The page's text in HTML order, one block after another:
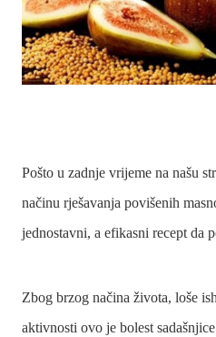
Pošto u zadnje vrijeme na našu
načinu rješavanja povišenih
jednostavni, a efikasni recept da
Zbog brzog načina života, loše
aktivnosti ovo je bolest